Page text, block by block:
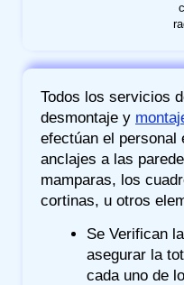
Todos los servicios
desmontaje y
efectúan el personal
anclajes a las
mamparas, los
cortinas, u otros
Se Verifican
asegurar la
cada uno de